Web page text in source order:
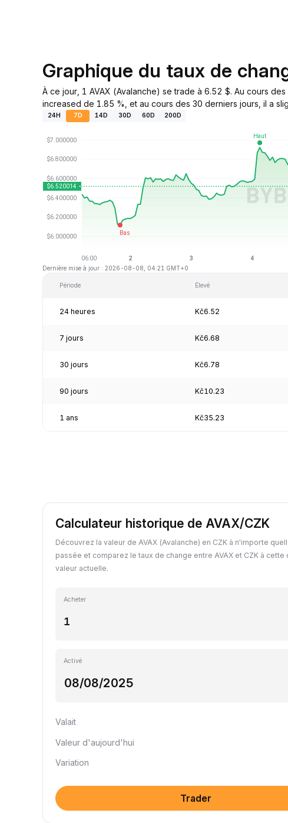
Graphique du taux de
À ce jour, 1 AVAX (Avalanche) se trade à 6.52 $. Au cours
increased de 1.85 %, et au cours des 30 derniers jours, il a
24H 7D 14D 30D 60D 200D
Dernière mise à jour : 2026-08-08, 04:21 GMT+0
Période Élevé
24 heures Kč6.52
7 jours Kč6.68
30 jours Kč6.78
90 jours Kč10.23
1 ans Kč35.23
Calculateur historique de AVAX/CZK
Découvrez la valeur de AVAX (Avalanche) en CZK à n'importe
passée et comparez le taux de change entre AVAX et CZK à cette
valeur actuelle.
Acheter
Activé
Valait
Valeur d'aujourd'hui
Variation
Trader